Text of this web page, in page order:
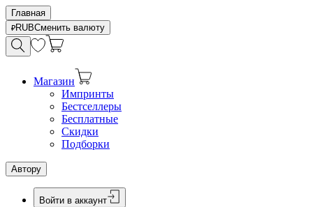
Главная
RUBСменить валюту
Магазин
Импринты
Бестселлеры
Бесплатные
Скидки
Подборки
Автору
Войти в аккаунт